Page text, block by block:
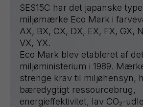
SES15C har det japanske type
miljømærke Eco Mark i
AX, BX, CX, DX, EX, FX, GX,
VX, YX.
Eco Mark blev etableret af
miljøministerium i 1989.
strenge krav til miljøhensyn,
bæredygtigt ressourcebrug,
energieffektivitet, lav CO₂-